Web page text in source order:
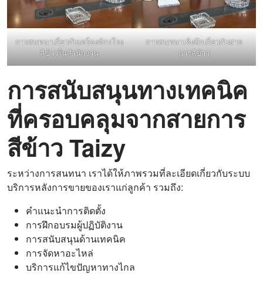
การสนทนาเกี่ยวกับเครื่องจักรโรง
สีข้าวในสำนักงาน
การสนทนาเชิงลึกเกี่ยวกับสาย
การสีข้าว
การสนับสนุนทางเทคนิค
ที่ครอบคลุมจากสายการ
สีข้าว Taizy
ระหว่างการสนทนา เราได้ให้ภาพรวมที่ละเอียดเกี่ยวกับระบบ
บริการหลังการขายของเราแก่ลูกค้า รวมถึง:
คำแนะนำการติดตั้ง
การฝึกอบรมผู้ปฏิบัติงาน
การสนับสนุนด้านเทคนิค
การจัดหาอะไหล่
บริการแก้ไขปัญหาทางไกล